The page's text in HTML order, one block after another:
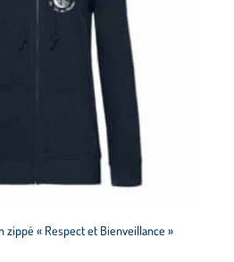
« Respect et Bienveillance »